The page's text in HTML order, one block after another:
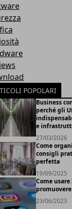
POPOLARI
Business
perché gli
e
27/03/2026
Come
consigli
perfetta
19/09/2025
Come
23/06/2023